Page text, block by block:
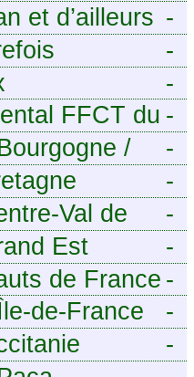
-
et d’ailleurs
-
-
-
FFCT du
-
/
-
-
Val de
-
Est
-
de France
-
de-France
-